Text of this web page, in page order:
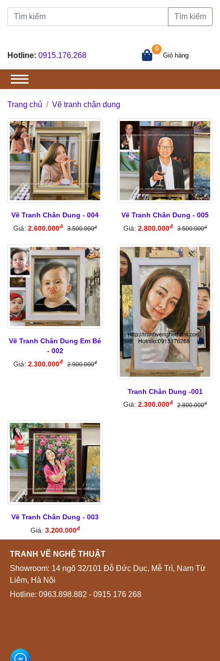
Tìm kiếm
Hotline: 0915.176.268
0
Giỏ hàng
Trang chủ Vẽ tranh chân dung
Vẽ Tranh Chân Dung - 004
Giá: 2.600.000đ 3.500.000đ
Vẽ Tranh Chân Dung - 005
Giá: 2.800.000đ 3.500.000đ
Vẽ Tranh Chân Dung Em Bé
- 002
Giá: 2.300.000đ 2.900.000đ
Tranh Chân Dung -001
Giá: 2.300.000đ 2.800.000đ
Vẽ Tranh Chân Dung - 003
Giá: 3.200.000đ
TRANH VẼ NGHỆ THUẬT
Showroom: 14 ngõ 32/101 Đỗ Đức Dục, Mễ Trì, Nam Từ
Liêm, Hà Nội
Hotline: 0963.898.882 - 0915 176 268